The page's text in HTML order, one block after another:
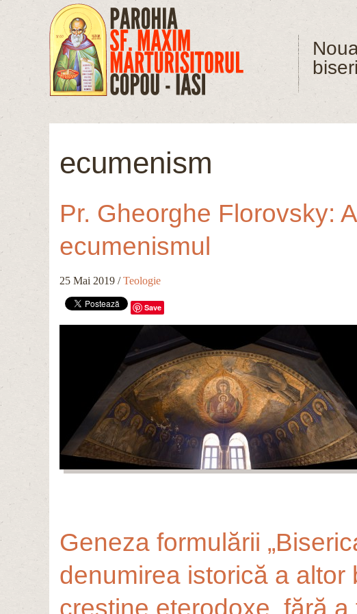
Mergi la conţinutul principal
ecumenism
Pr. Gheorghe Florovsky:
ecumenismul
25 Mai 2019 /Teologie
Save
Geneza formulării
denumirea istorică a altor
creștine eterodoxe, fără